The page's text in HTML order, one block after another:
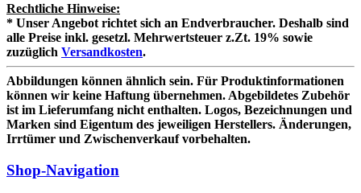
Rechtliche Hinweise:
* Unser Angebot richtet sich an Endverbraucher. Deshalb sind
alle Preise inkl. gesetzl. Mehrwertsteuer z.Zt. 19% sowie
zuzüglich Versandkosten.
Abbildungen können ähnlich sein. Für Produktinformationen
können wir keine Haftung übernehmen. Abgebildetes Zubehör
ist im Lieferumfang nicht enthalten. Logos, Bezeichnungen und
Marken sind Eigentum des jeweiligen Herstellers. Änderungen,
Irrtümer und Zwischenverkauf vorbehalten.
Shop-Navigation